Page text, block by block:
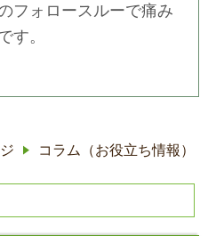
フォロースルーで痛み
す。
コラム（お役立ち情報）